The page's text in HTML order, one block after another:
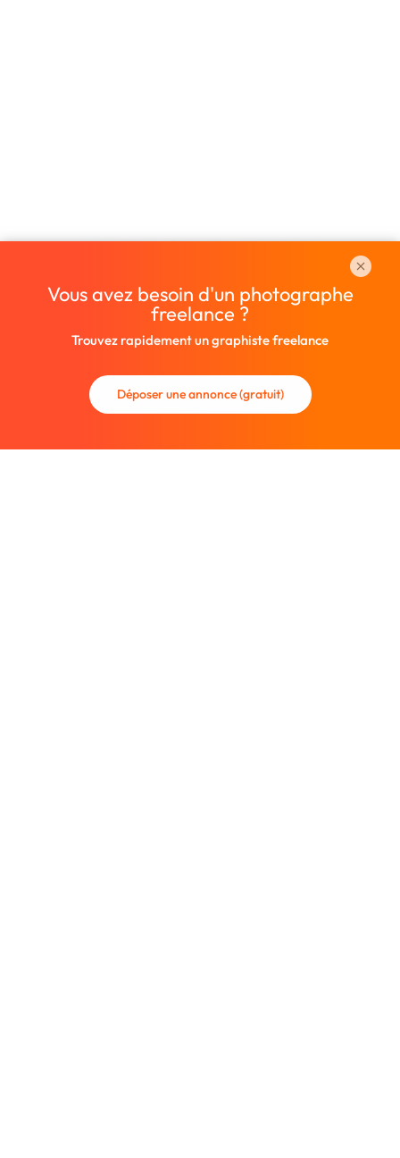
Vous avez besoin d'un photographe
freelance ?
Trouvez rapidement un graphiste freelance
Déposer une annonce (gratuit)